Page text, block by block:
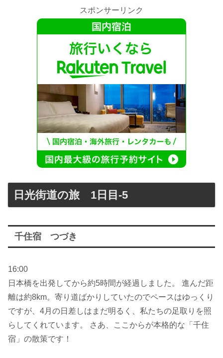
スポンサーリンク
日光街道の旅 1日目-5
千住宿 つづき
16:00
日本橋を出発してから約5時間が経過しました。 進んだ距
離は約8km。寄り道ばかりしていたのでペースはゆっくり
ですが、4月の日差しはまだ明るく、私たちの足取りを照
らしてくれています。 さあ、ここからが本格的な「千住
宿」の散策です！